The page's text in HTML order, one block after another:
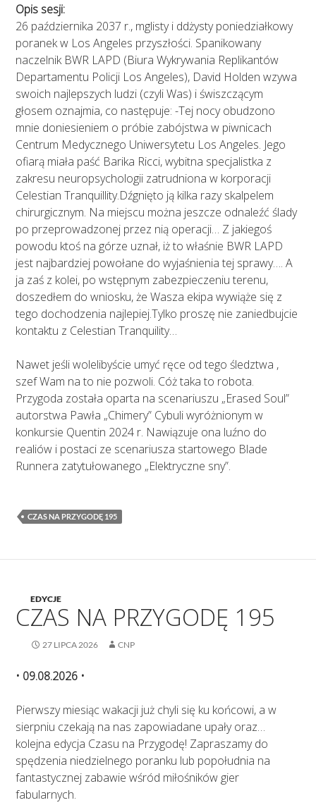
Opis sesji:
26 października 2037 r., mglisty i ddżysty poniedziałkowy
poranek w Los Angeles przyszłości. Spanikowany
naczelnik BWR LAPD (Biura Wykrywania Replikantów
Departamentu Policji Los Angeles), David Holden wzywa
swoich najlepszych ludzi (czyli Was) i świszczącym
głosem oznajmia, co następuje: -Tej nocy obudzono
mnie doniesieniem o próbie zabójstwa w piwnicach
Centrum Medycznego Uniwersytetu Los Angeles. Jego
ofiarą miała paść Barika Ricci, wybitna specjalistka z
zakresu neuropsychologii zatrudniona w korporacji
Celestian Tranquillity.Dźgnięto ją kilka razy skalpelem
chirurgicznym. Na miejscu można jeszcze odnaleźć ślady
po przeprowadzonej przez nią operacji… Z jakiegoś
powodu ktoś na górze uznał, iż to właśnie BWR LAPD
jest najbardziej powołane do wyjaśnienia tej sprawy…. A
ja zaś z kolei, po wstępnym zabezpieczeniu terenu,
doszedłem do wniosku, że Wasza ekipa wywiąże się z
tego dochodzenia najlepiej.Tylko proszę nie zaniedbujcie
kontaktu z Celestian Tranquility…
Nawet jeśli wolelibyście umyć ręce od tego śledztwa ,
szef Wam na to nie pozwoli. Cóż taka to robota.
Przygoda została oparta na scenariuszu „Erased Soul”
autorstwa Pawła „Chimery” Cybuli wyróżnionym w
konkursie Quentin 2024 r. Nawiązuje ona luźno do
realiów i postaci ze scenariusza startowego Blade
Runnera zatytułowanego „Elektryczne sny”.
CZAS NA PRZYGODĘ 195
EDYCJE
CZAS NA PRZYGODĘ 195
27 LIPCA 2026 CNP
• 09.08.2026 •
Pierwszy miesiąc wakacji już chyli się ku końcowi, a w
sierpniu czekają na nas zapowiadane upały oraz…
kolejna edycja Czasu na Przygodę! Zapraszamy do
spędzenia niedzielnego poranku lub popołudnia na
fantastycznej zabawie wśród miłośników gier
fabularnych.